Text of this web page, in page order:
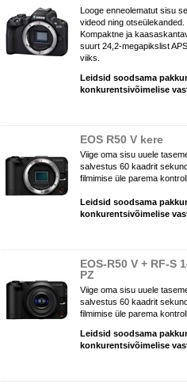
Looge enneolematut sisu
videod ning
Kompaktne ja
suurt 24,2-megapikslist
viiks.
Leidsid soodsama
konkurentsivõimelise
EOS R50 V kere
Viige oma sisu uuele
salvestus 60 kaadrit
filmimise üle parema
Leidsid soodsama
konkurentsivõimelise
EOS-R50 V + RF-S
PZ
Viige oma sisu uuele
salvestus 60 kaadrit
filmimise üle parema
Leidsid soodsama
konkurentsivõimelise